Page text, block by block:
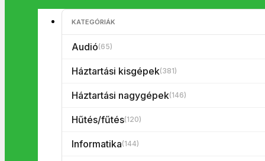
KATEGÓRIÁK
Audió(65)
Háztartási kisgépek(381)
Háztartási nagygépek(146)
Hűtés/fűtés(120)
Informatika(144)